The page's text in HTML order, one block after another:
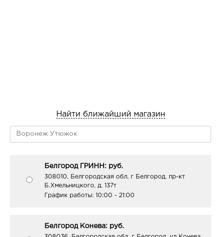
Найти ближайший магазин
Белгород ГРИНН: руб.
308010, Белгородская обл, г Белгород, пр-кт
Б.Хмельницкого, д. 137т
График работы: 10:00 - 21:00
Белгород Конева: руб.